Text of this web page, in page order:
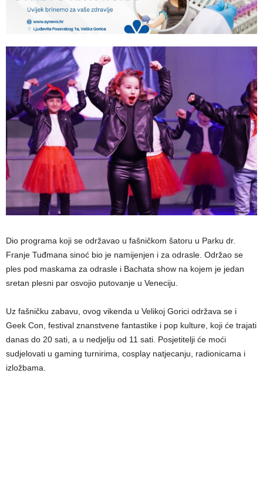
Dio programa koji se održavao u fašničkom šatoru u Parku dr.
Franje Tuđmana sinoć bio je namijenjen i za odrasle. Održao se
ples pod maskama za odrasle i Bachata show na kojem je jedan
sretan plesni par osvojio putovanje u Veneciju.
Uz fašničku zabavu, ovog vikenda u Velikoj Gorici održava se i
Geek Con, festival znanstvene fantastike i pop kulture, koji će trajati
danas do 20 sati, a u nedjelju od 11 sati. Posjetitelji će moći
sudjelovati u gaming turnirima, cosplay natjecanju, radionicama i
izložbama.